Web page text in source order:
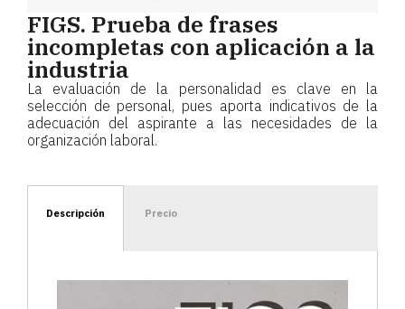
FIGS. Prueba de frases
incompletas con aplicación a la
industria
La evaluación de la personalidad es clave en la
selección de personal, pues aporta indicativos de la
adecuación del aspirante a las necesidades de la
organización laboral.
Descripción Precio